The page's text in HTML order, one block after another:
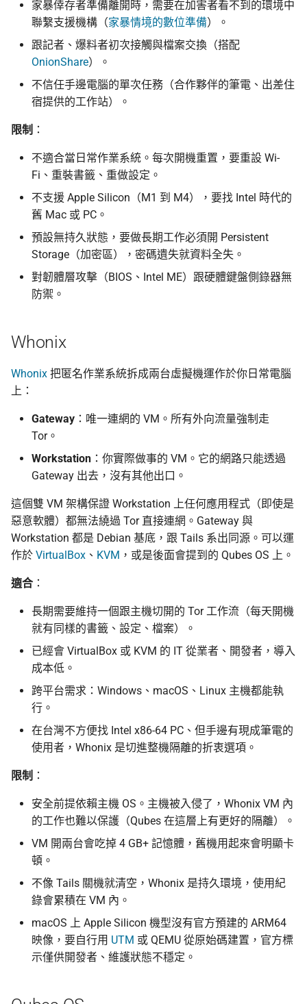
家暴倖存者準備離開時，需要在加害者看不到的環境中
聯繫支援機構（家暴情境的數位準備）。
跟記者、爆料者初次接觸與檔案交換（搭配
OnionShare）。
不信任手邊電腦的單次任務（合作夥伴的筆電、出差住
宿提供的工作站）。
限制 ：
不適合當日常作業系統。每次開機重置，要重設 Wi-
Fi、重裝書籤、重做設定。
不支援 Apple Silicon（M1 到 M4），要找 Intel 時代的
舊 Mac 或 PC。
預設無持久狀態，要做長期工作必須開 Persistent
Storage（加密區），密碼遺失就資料全失。
對韌體層攻擊（BIOS、Intel ME）跟硬體鍵盤側錄器無
防禦。
Whonix
Whonix 把匿名作業系統拆成兩台虛擬機運作於你日常電腦
上：
Gateway ：唯一連網的 VM。所有外向流量強制走
Tor。
Workstation ：你實際做事的 VM。它的網路只能透過
Gateway 出去，沒有其他出口。
這個雙 VM 架構保證 Workstation 上任何應用程式（即使是
惡意軟體）都無法繞過 Tor 直接連網。Gateway 與
Workstation 都是 Debian 基底，跟 Tails 系出同源。可以運
作於 VirtualBox 、 KVM ，或是後面會提到的 Qubes OS 上。
適合 ：
長期需要維持一個跟主機切開的 Tor 工作流（每天開機
就有同樣的書籤、設定、檔案）。
已經會 VirtualBox 或 KVM 的 IT 從業者、開發者，導入
成本低。
跨平台需求：Windows、macOS、Linux 主機都能執
行。
在台灣不方便找 Intel x86-64 PC、但手邊有現成筆電的
使用者，Whonix 是切進整機隔離的折衷選項。
限制 ：
安全前提依賴主機 OS。主機被入侵了，Whonix VM 內
的工作也難以保護（Qubes 在這層上有更好的隔離）。
VM 開兩台會吃掉 4 GB+ 記憶體，舊機用起來會明顯卡
頓。
不像 Tails 關機就清空，Whonix 是持久環境，使用紀
錄會累積在 VM 內。
macOS 上 Apple Silicon 機型沒有官方預建的 ARM64
映像，要自行用 UTM 或 QEMU 從原始碼建置，官方標
示僅供開發者、維護狀態不穩定。